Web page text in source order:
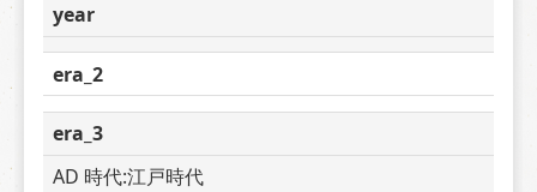
year
era_2
era_3
AD 時代:江戸時代